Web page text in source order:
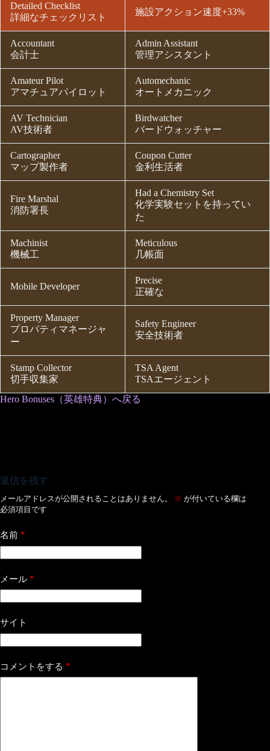
Detailed Checklist
詳細なチェックリスト
施設アクション速度+33%
Accountant
会計士
Admin Assistant
管理アシスタント
Amateur Pilot
アマチュアパイロット
Automechanic
オートメカニック
AV Technician
AV技術者
Birdwatcher
バードウォッチャー
Cartographer
マップ製作者
Coupon Cutter
金利生活者
Fire Marshal
消防署長
Had a Chemistry Set
化学実験セットを持ってい
た
Machinist
機械工
Meticulous
几帳面
Mobile Developer
Precise
正確な
Property Manager
プロパティマネージャ
ー
Safety Engineer
安全技術者
Stamp Collector
切手収集家
TSA Agent
TSAエージェント
Hero Bonuses（英雄特典）へ戻る
返信を残す
メールアドレスが公開されることはありません。 ※ が付いている欄は
必須項目です
名前 *
メール *
サイト
コメントをする *